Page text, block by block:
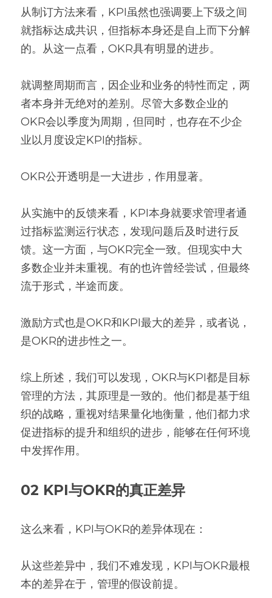
从制订方法来看，KPI虽然也强调要上下级之间
就指标达成共识，但指标本身还是自上而下分解
的。从这一点看，OKR具有明显的进步。
就调整周期而言，因企业和业务的特性而定，两
者本身并无绝对的差别。尽管大多数企业的
OKR会以季度为周期，但同时，也存在不少企
业以月度设定KPI的指标。
OKR公开透明是一大进步，作用显著。
从实施中的反馈来看，KPI本身就要求管理者通
过指标监测运行状态，发现问题后及时进行反
馈。这一方面，与OKR完全一致。但现实中大
多数企业并未重视。有的也许曾经尝试，但最终
流于形式，半途而废。
激励方式也是OKR和KPI最大的差异，或者说，
是OKR的进步性之一。
综上所述，我们可以发现，OKR与KPI都是目标
管理的方法，其原理是一致的。他们都是基于组
织的战略，重视对结果量化地衡量，他们都力求
促进指标的提升和组织的进步，能够在任何环境
中发挥作用。
02 KPI与OKR的真正差异
这么来看，KPI与OKR的差异体现在：
从这些差异中，我们不难发现，KPI与OKR最根
本的差异在于，管理的假设前提。